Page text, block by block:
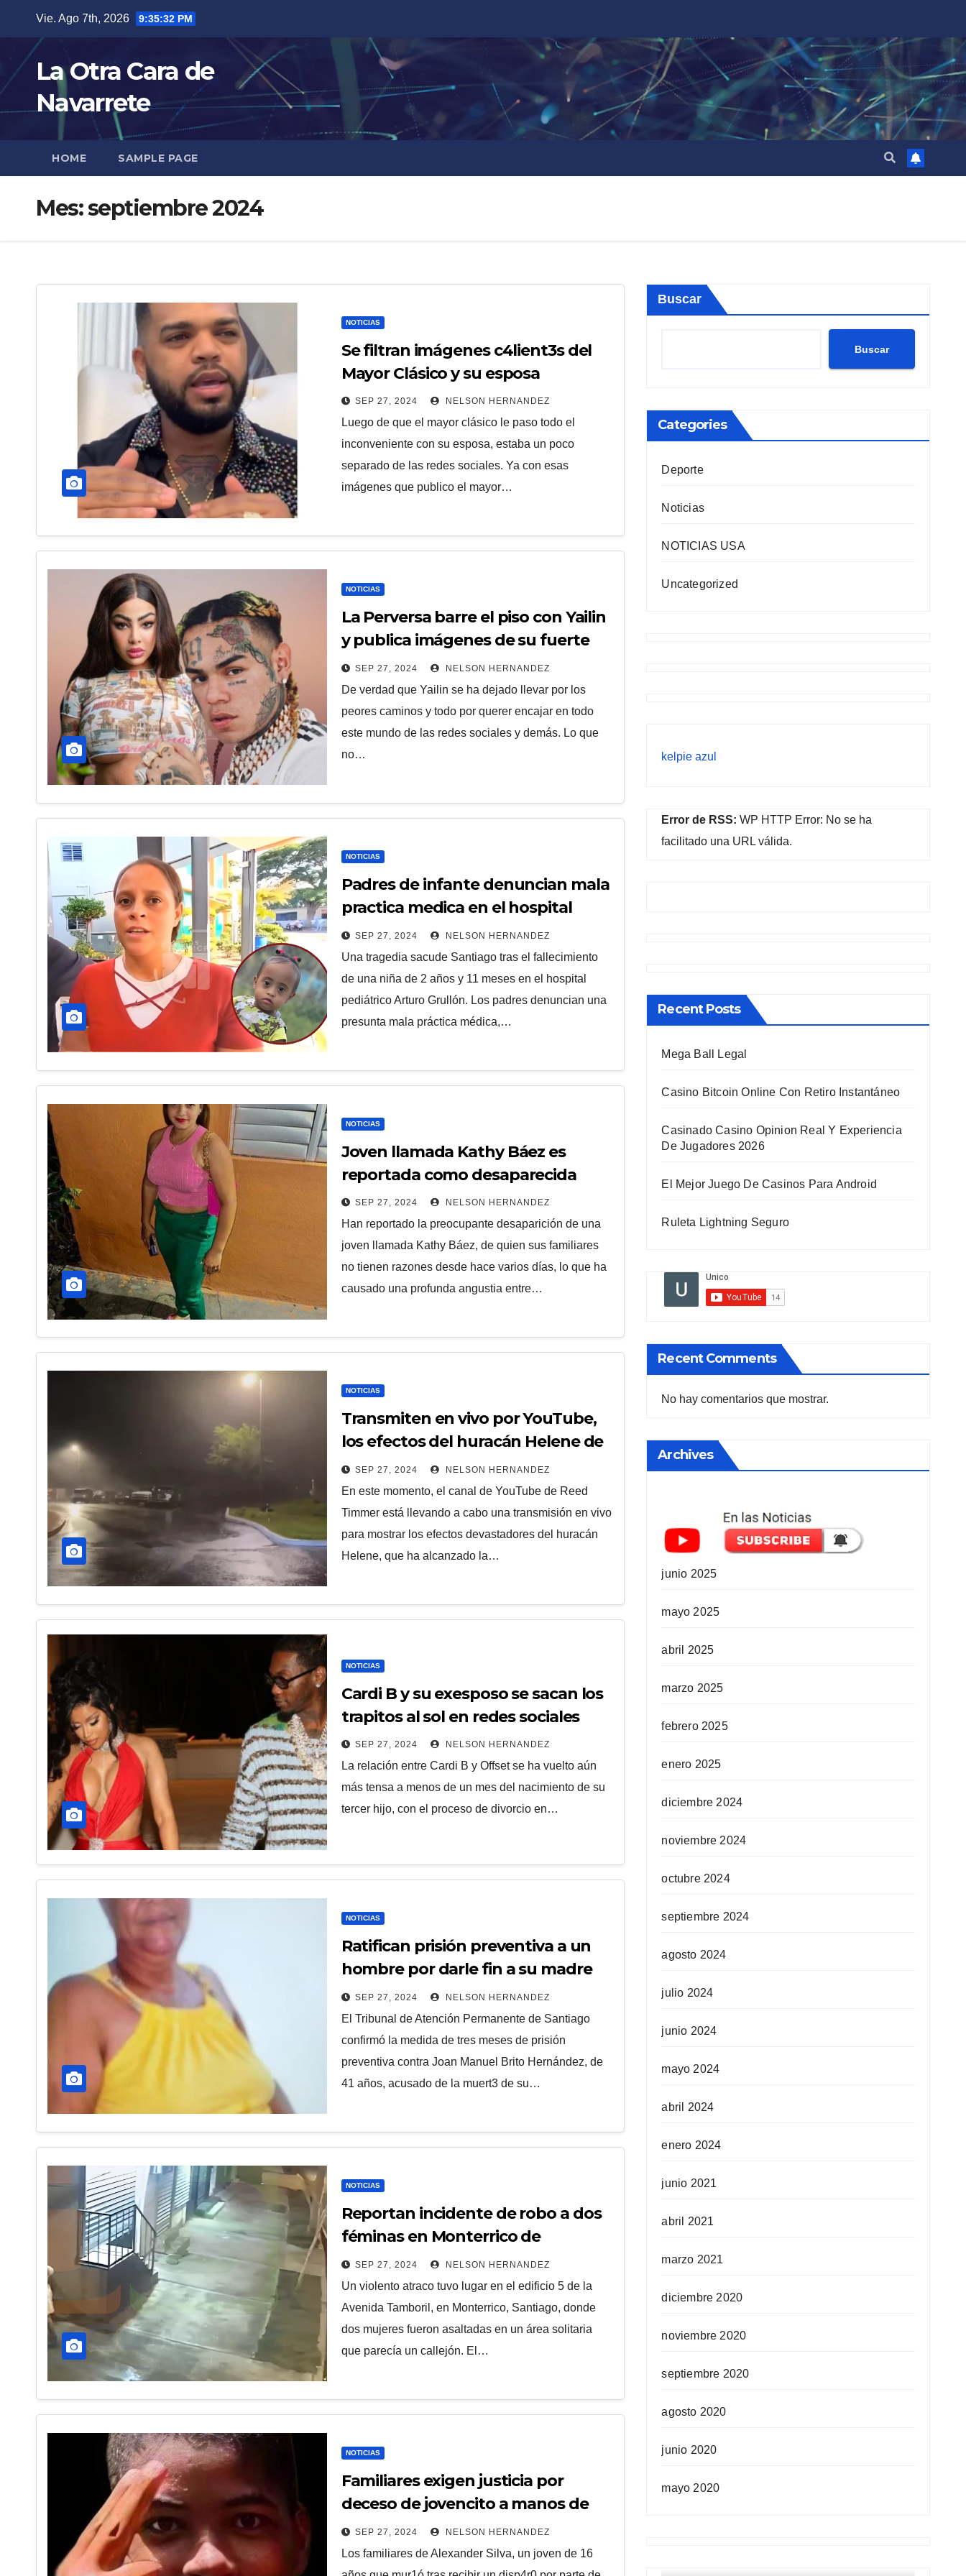
content
Vie. Ago 7th, 2026 9:35:33 PM
La Otra Cara de
Navarrete
HOME SAMPLE PAGE
Mes:septiembre 2024
NOTICIAS
Se filtran imágenes c4lient3s del
Mayor Clásico y su esposa
SEP 27, 2024 NELSON HERNANDEZ
Luego de que el mayor clásico le paso todo el
inconveniente con su esposa, estaba un poco
separado de las redes sociales. Ya con esas
imágenes que publico el mayor…
NOTICIAS
La Perversa barre el piso con Yailin
y publica imágenes de su fuerte
p3le4
SEP 27, 2024 NELSON HERNANDEZ
De verdad que Yailin se ha dejado llevar por los
peores caminos y todo por querer encajar en todo
este mundo de las redes sociales y demás. Lo que
no…
NOTICIAS
Padres de infante denuncian mala
practica medica en el hospital
pediátrico Arturo Grullón en
Santiago
SEP 27, 2024 NELSON HERNANDEZ
Una tragedia sacude Santiago tras el fallecimiento
de una niña de 2 años y 11 meses en el hospital
pediátrico Arturo Grullón. Los padres denuncian una
presunta mala práctica médica,…
NOTICIAS
Joven llamada Kathy Báez es
reportada como desaparecida
SEP 27, 2024 NELSON HERNANDEZ
Han reportado la preocupante desaparición de una
joven llamada Kathy Báez, de quien sus familiares
no tienen razones desde hace varios días, lo que ha
causado una profunda angustia entre…
NOTICIAS
Transmiten en vivo por YouTube,
los efectos del huracán Helene de
categoría 4
SEP 27, 2024 NELSON HERNANDEZ
En este momento, el canal de YouTube de Reed
Timmer está llevando a cabo una transmisión en vivo
para mostrar los efectos devastadores del huracán
Helene, que ha alcanzado la…
NOTICIAS
Cardi B y su exesposo se sacan los
trapitos al sol en redes sociales
SEP 27, 2024 NELSON HERNANDEZ
La relación entre Cardi B y Offset se ha vuelto aún
más tensa a menos de un mes del nacimiento de su
tercer hijo, con el proceso de divorcio en…
NOTICIAS
Ratifican prisión preventiva a un
hombre por darle fin a su madre
de 64 años
SEP 27, 2024 NELSON HERNANDEZ
El Tribunal de Atención Permanente de Santiago
confirmó la medida de tres meses de prisión
preventiva contra Joan Manuel Brito Hernández, de
41 años, acusado de la muert3 de su…
NOTICIAS
Reportan incidente de robo a dos
féminas en Monterrico de
Santiago
SEP 27, 2024 NELSON HERNANDEZ
Un violento atraco tuvo lugar en el edificio 5 de la
Avenida Tamboril, en Monterrico, Santiago, donde
dos mujeres fueron asaltadas en un área solitaria
que parecía un callejón. El…
NOTICIAS
Familiares exigen justicia por
deceso de jovencito a manos de
un policía en Sabana Grande de
Boyá
SEP 27, 2024 NELSON HERNANDEZ
Los familiares de Alexander Silva, un joven de 16
Buscar
Buscar
Categories
Deporte
Noticias
NOTICIAS USA
Uncategorized
kelpie azul
Error de RSS: WP HTTP Error: No se ha
facilitado una URL válida.
Recent Posts
Mega Ball Legal
Casino Bitcoin Online Con Retiro Instantáneo
Casinado Casino Opinion Real Y Experiencia
De Jugadores 2026
El Mejor Juego De Casinos Para Android
Ruleta Lightning Seguro
Recent Comments
No hay comentarios que mostrar.
Archives
junio 2025
mayo 2025
abril 2025
marzo 2025
febrero 2025
enero 2025
diciembre 2024
noviembre 2024
octubre 2024
septiembre 2024
agosto 2024
julio 2024
junio 2024
mayo 2024
abril 2024
enero 2024
junio 2021
abril 2021
marzo 2021
diciembre 2020
noviembre 2020
septiembre 2020
agosto 2020
junio 2020
mayo 2020